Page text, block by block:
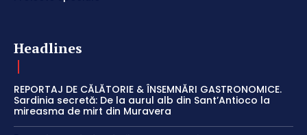
Headlines
REPORTAJ DE CĂLĂTORIE & ÎNSEMNĂRI GASTRONOMICE.
Sardinia secretă: De la aurul alb din Sant’Antioco la
mireasma de mirt din Muravera